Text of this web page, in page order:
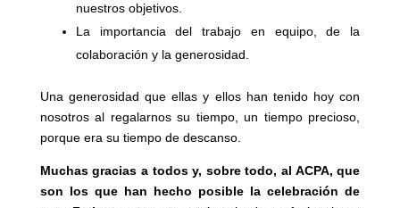
nuestros objetivos.
La importancia del trabajo en equipo, de la
colaboración y la generosidad.
Una generosidad que ellas y ellos han tenido hoy con
nosotros al regalarnos su tiempo, un tiempo precioso,
porque era su tiempo de descanso.
Muchas gracias a todos y, sobre todo, al ACPA, que
son los que han hecho posible la celebración de